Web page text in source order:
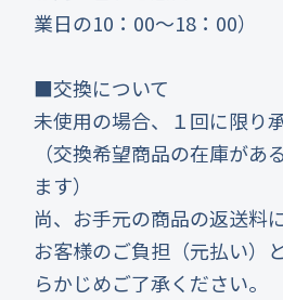
業日の10：00～18：00）
■交換について
未使用の場合、１回に限り
（交換希望商品の在庫があ
ます）
尚、お手元の商品の返送料
お客様のご負担（元払い）
らかじめご了承ください。